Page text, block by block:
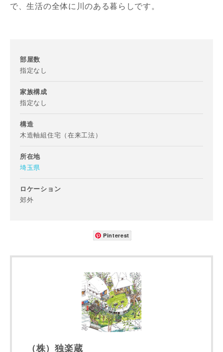
写真を拡大する
写真を拡大する
で、生活の全体に川のある暮らしです。
部屋数
指定なし
家族構成
指定なし
構造
木造軸組住宅（在来工法）
所在地
埼玉県
ロケーション
郊外
Pinterest
（株）独楽蔵
お名前
郵便番号
市区町村